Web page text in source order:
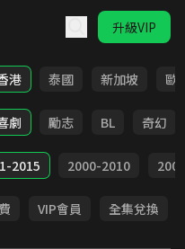
升級VIP
港 泰國 新加坡 歐
劇 勵志 BL 奇幻
2015 2000-2010
VIP會員 全集兌換